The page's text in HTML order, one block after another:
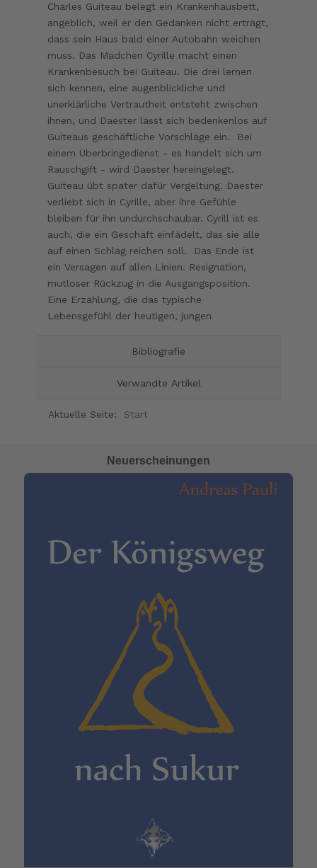
Charles Guiteau belegt ein Krankenhausbett,
angeblich, weil er den Gedanken nicht erträgt,
dass sein Haus bald einer Autobahn weichen
muss. Das Mädchen Cyrille macht einen
Krankenbesuch bei Guiteau. Die drei lernen
sich kennen, eine augenblickliche und
unerklärliche Vertrautheit entsteht zwischen
ihnen, und Daester lässt sich bedenkenlos auf
Guiteaus geschäftliche Vorschläge ein. Bei
einem Überbringedienst - es handelt sich um
Rauschgift - wird Daester hereingelegt.
Guiteau übt später dafür Vergeltung. Daester
verliebt sich in Cyrille, aber ihre Gefühle
bleiben für ihn undurchschaubar. Cyrill ist es
auch, die ein Geschäft einfädelt, das sie alle
auf einen Schlag reichen soll. Das Ende ist
ein Versagen auf allen Linien. Resignation,
mutloser Rückzug in die Ausgangsposition.
Eine Erzählung, die das typische
Lebensgefühl der heutigen, jungen
Bibliografie
Verwandte Artikel
Aktuelle Seite: Start
Neuerscheinungen